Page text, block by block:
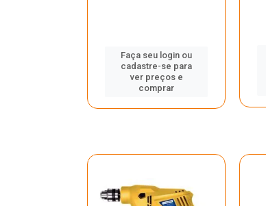
Faça seu login ou
cadastre-se para
ver preços e
comprar